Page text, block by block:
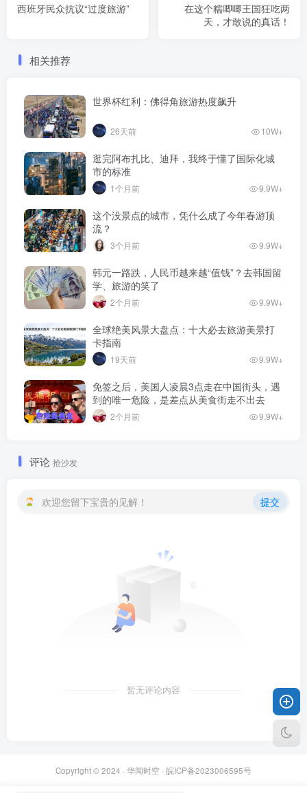
西班牙民众抗议“过度旅游”
在这个糯唧唧王国狂吃两
天，才敢说的真话！
相关推荐
世界杯红利：佛得角旅游热度飙升
26天前 10W+
逛完阿布扎比、迪拜，我终于懂了国际化城
市的标准
1个月前 9.9W+
这个没景点的城市，凭什么成了今年春游顶
流？
3个月前 9.9W+
韩元一路跌，人民币越来越“值钱”？去韩国留
学、旅游的笑了
2个月前 9.9W+
全球绝美风景大盘点：十大必去旅游美景打
卡指南
19天前 9.9W+
免签之后，美国人凌晨3点走在中国街头，遇
到的唯一危险，是差点从美食街走不出去
2个月前 9.9W+
评论 抢沙发
欢迎您留下宝贵的见解！ 提交
暂无评论内容
Copyright © 2024 · 华闻时空 · 皖ICP备2023006595号